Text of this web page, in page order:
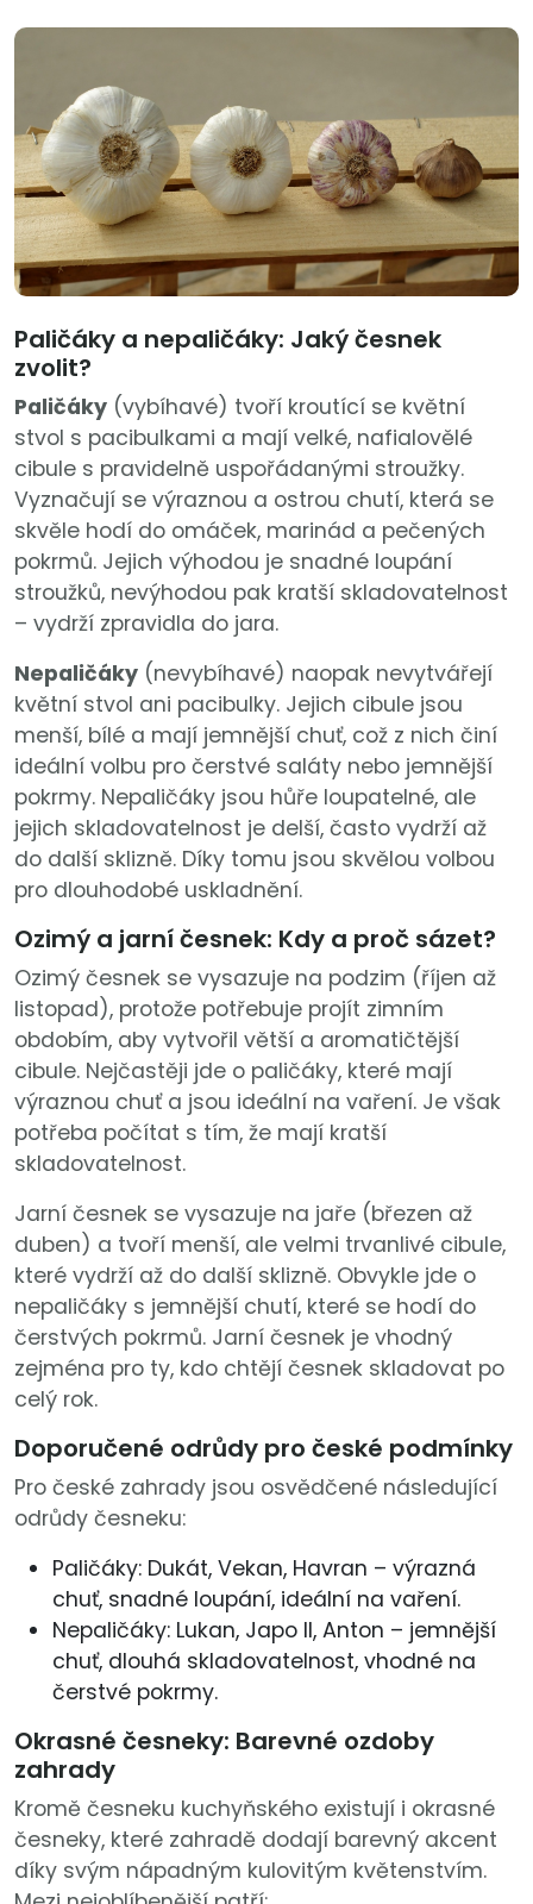
Paličáky a nepaličáky: Jaký česnek
zvolit?
Paličáky (vybíhavé) tvoří kroutící se květní
stvol s pacibulkami a mají velké, nafialovělé
cibule s pravidelně uspořádanými stroužky.
Vyznačují se výraznou a ostrou chutí, která se
skvěle hodí do omáček, marinád a pečených
pokrmů. Jejich výhodou je snadné loupání
stroužků, nevýhodou pak kratší skladovatelnost
– vydrží zpravidla do jara.
Nepaličáky (nevybíhavé) naopak nevytvářejí
květní stvol ani pacibulky. Jejich cibule jsou
menší, bílé a mají jemnější chuť, což z nich činí
ideální volbu pro čerstvé saláty nebo jemnější
pokrmy. Nepaličáky jsou hůře loupatelné, ale
jejich skladovatelnost je delší, často vydrží až
do další sklizně. Díky tomu jsou skvělou volbou
pro dlouhodobé uskladnění.
Ozimý a jarní česnek: Kdy a proč sázet?
Ozimý česnek se vysazuje na podzim (říjen až
listopad), protože potřebuje projít zimním
obdobím, aby vytvořil větší a aromatičtější
cibule. Nejčastěji jde o paličáky, které mají
výraznou chuť a jsou ideální na vaření. Je však
potřeba počítat s tím, že mají kratší
skladovatelnost.
Jarní česnek se vysazuje na jaře (březen až
duben) a tvoří menší, ale velmi trvanlivé cibule,
které vydrží až do další sklizně. Obvykle jde o
nepaličáky s jemnější chutí, které se hodí do
čerstvých pokrmů. Jarní česnek je vhodný
zejména pro ty, kdo chtějí česnek skladovat po
celý rok.
Doporučené odrůdy pro české podmínky
Pro české zahrady jsou osvědčené následující
odrůdy česneku:
Paličáky: Dukát, Vekan, Havran – výrazná
chuť, snadné loupání, ideální na vaření.
Nepaličáky: Lukan, Japo II, Anton – jemnější
chuť, dlouhá skladovatelnost, vhodné na
čerstvé pokrmy.
Okrasné česneky: Barevné ozdoby
zahrady
Kromě česneku kuchyňského existují i okrasné
česneky, které zahradě dodají barevný akcent
díky svým nápadným kulovitým květenstvím.